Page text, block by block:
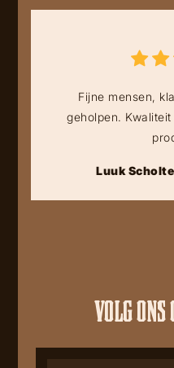
Fijne mensen,
geholpen.
Luuk
VOLG ONS